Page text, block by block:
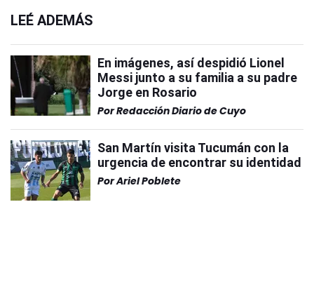
LEÉ ADEMÁS
En imágenes, así despidió Lionel
Messi junto a su familia a su padre
Jorge en Rosario
PorRedacción Diario de Cuyo
San Martín visita Tucumán con la
urgencia de encontrar su identidad
PorAriel Poblete